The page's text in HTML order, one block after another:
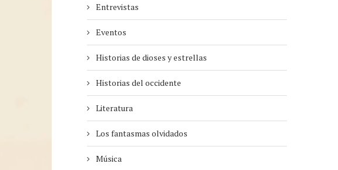
Entrevistas
Eventos
Historias de dioses y estrellas
Historias del occidente
Literatura
Los fantasmas olvidados
Música